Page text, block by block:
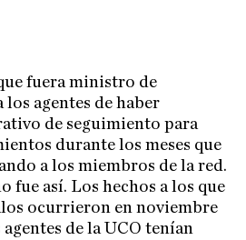
fuera ministro de
los agentes de haber
de seguimiento para
durante los meses que
a los miembros de la red.
fue así. Los hechos a los que
ocurrieron en noviembre
de la UCO tenían